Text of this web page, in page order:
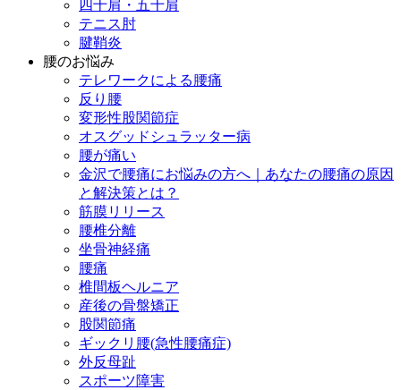
四十肩・五十肩
テニス肘
腱鞘炎
腰のお悩み
テレワークによる腰痛
反り腰
変形性股関節症
オスグッドシュラッター病
腰が痛い
金沢で腰痛にお悩みの方へ｜あなたの腰痛の原因
と解決策とは？
筋膜リリース
腰椎分離
坐骨神経痛
腰痛
椎間板ヘルニア
産後の骨盤矯正
股関節痛
ギックリ腰(急性腰痛症)
外反母趾
スポーツ障害